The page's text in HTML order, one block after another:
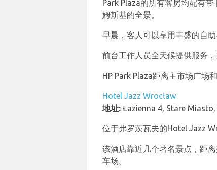
Park Plaza的所有客房均配有
姆斯基的全景。
早晨，客人可以享用丰盛的自
前台工作人员全天候提供服务
HP Park Plaza距离主市场广场
Hotel Jazz Wrocław
地址: Łazienna 4, Stare
位于弗罗茨瓦夫的Hotel Jazz
该酒店靠近几个著名景点，距
车场。